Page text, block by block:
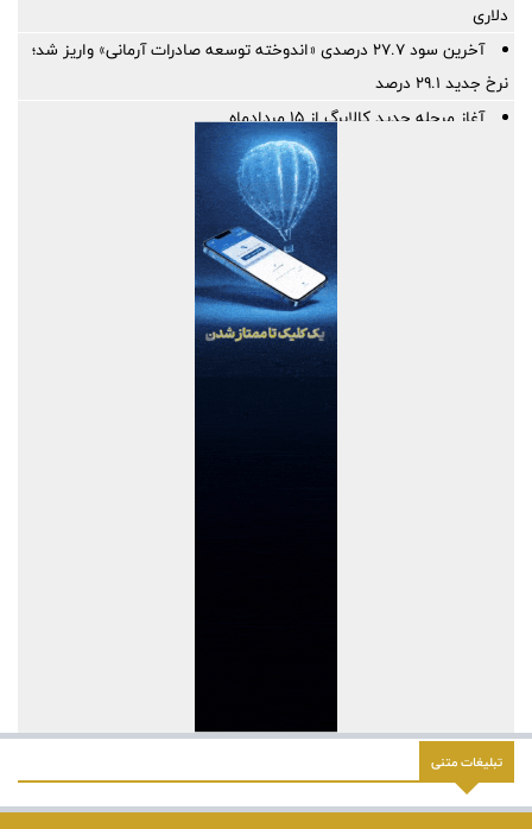
دلاری
آخرین سود ۲۷.۷ درصدی «اندوخته توسعه صادرات آرمانی» واریز شد؛
نرخ جدید ۲۹.۱ درصد
آغاز مرحله جدید کالابرگ از ۱۵ مردادماه
گام راهبردی سازمان منطقه آزاد چابهار در تقویت زیرساخت‌های ایمنی و
توسعه همکاری های ایران و هند برای افزایش سهم مبادلات تجاری
اجرای برنامه تحول بانک با تمرکز بر منابع پایدار، درآمدهای کارمزدی و
دکتر للـه‌گانی: ابزارهای نوین تامین مالی، منابع بانکی را هدفمندتر به
چرا قیمت مس دوباره وارد کانال ۱۴ هزار دلار شد
«ایما»؛ سکوی اتصال ایده‌های معدنی به صنعت، سرمایه و فناوری/ از
رقابت تیم‌ها تا شبکه سازی و تجاری‌سازی
تبلیغات متنی